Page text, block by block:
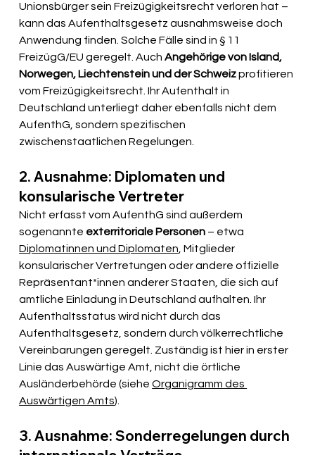
Unionsbürger sein Freizügigkeitsrecht verloren hat –
kann das Aufenthaltsgesetz ausnahmsweise doch
Anwendung finden. Solche Fälle sind in § 11
FreizügG/EU geregelt. Auch Angehörige von Island,
Norwegen, Liechtenstein und der Schweiz profitieren
vom Freizügigkeitsrecht. Ihr Aufenthalt in
Deutschland unterliegt daher ebenfalls nicht dem
AufenthG, sondern spezifischen
zwischenstaatlichen Regelungen.
2. Ausnahme: Diplomaten und
konsularische Vertreter
Nicht erfasst vom AufenthG sind außerdem
sogenannte exterritoriale Personen – etwa
Diplomatinnen und Diplomaten , Mitglieder
konsularischer Vertretungen oder andere offizielle
Repräsentant*innen anderer Staaten, die sich auf
amtliche Einladung in Deutschland aufhalten. Ihr
Aufenthaltsstatus wird nicht durch das
Aufenthaltsgesetz, sondern durch völkerrechtliche
Vereinbarungen geregelt. Zuständig ist hier in erster
Linie das Auswärtige Amt, nicht die örtliche
Ausländerbehörde (siehe Organigramm des
Auswärtigen Amts).
3. Ausnahme: Sonderregelungen durch